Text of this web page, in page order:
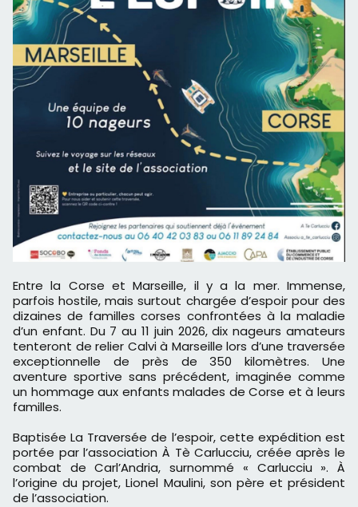
Entre la Corse et Marseille, il y a la mer. Immense,
parfois hostile, mais surtout chargée d’espoir pour des
dizaines de familles corses confrontées à la maladie
d’un enfant. Du 7 au 11 juin 2026, dix nageurs amateurs
tenteront de relier Calvi à Marseille lors d’une traversée
exceptionnelle de près de 350 kilomètres. Une
aventure sportive sans précédent, imaginée comme
un hommage aux enfants malades de Corse et à leurs
familles.
Baptisée La Traversée de l’espoir, cette expédition est
portée par l’association À Tè Carlucciu, créée après le
combat de Carl’Andria, surnommé « Carlucciu ». À
l’origine du projet, Lionel Maulini, son père et président
de l’association.